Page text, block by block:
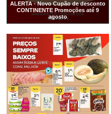
ALERTA - Novo Cupão de desconto
CONTINENTE Promoções até 9
agosto